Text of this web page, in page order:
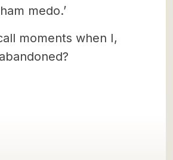
medo.’
moments when I,